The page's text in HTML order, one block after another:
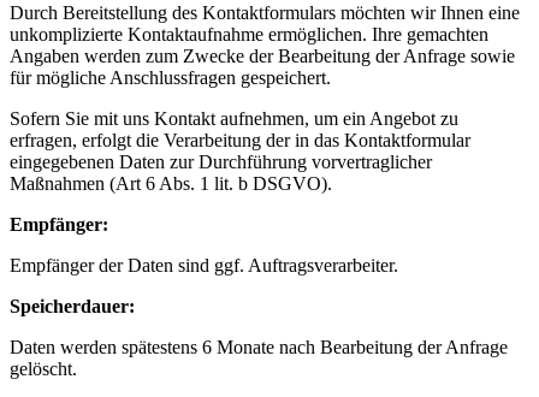
Durch Bereitstellung des Kontaktformulars möchten wir Ihnen eine
unkomplizierte Kontaktaufnahme ermöglichen. Ihre gemachten
Angaben werden zum Zwecke der Bearbeitung der Anfrage sowie
für mögliche Anschlussfragen gespeichert.
Sofern Sie mit uns Kontakt aufnehmen, um ein Angebot zu
erfragen, erfolgt die Verarbeitung der in das Kontaktformular
eingegebenen Daten zur Durchführung vorvertraglicher
Maßnahmen (Art 6 Abs. 1 lit. b DSGVO).
Empfänger:
Empfänger der Daten sind ggf. Auftragsverarbeiter.
Speicherdauer:
Daten werden spätestens 6 Monate nach Bearbeitung der Anfrage
gelöscht.